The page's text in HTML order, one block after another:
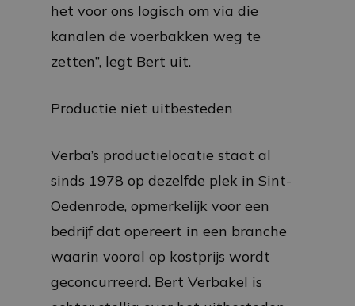
het voor ons logisch om via die
kanalen de voerbakken weg te
zetten”, legt Bert uit.
Productie niet uitbesteden
Verba’s productielocatie staat al
sinds 1978 op dezelfde plek in Sint-
Oedenrode, opmerkelijk voor een
bedrijf dat opereert in een branche
waarin vooral op kostprijs wordt
geconcurreerd. Bert Verbakel is